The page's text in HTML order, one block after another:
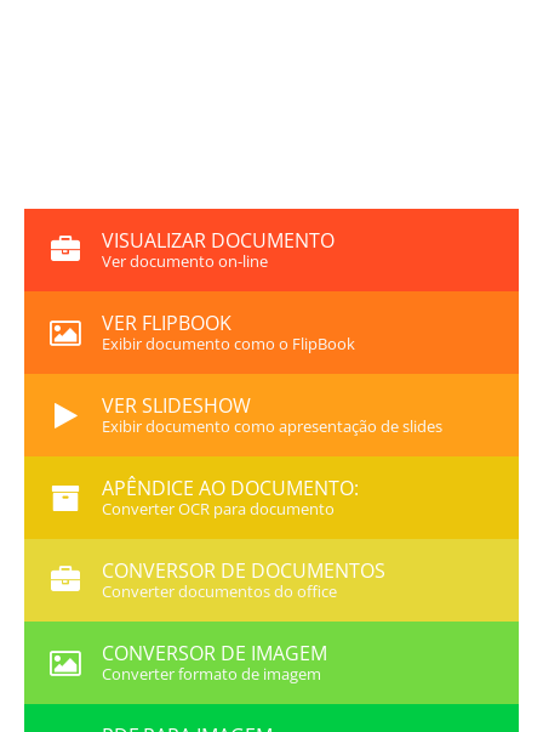
VISUALIZAR DOCUMENTO
Ver documento on-line
VER FLIPBOOK
Exibir documento como o FlipBook
VER SLIDESHOW
Exibir documento como apresentação de slides
APÊNDICE AO DOCUMENTO:
Converter OCR para documento
CONVERSOR DE DOCUMENTOS
Converter documentos do office
CONVERSOR DE IMAGEM
Converter formato de imagem